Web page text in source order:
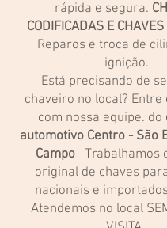
rápida e segura.
CODIFICADAS E
Reparos e troca de
ignição.
Está precisando de
chaveiro no local? Entre
com nossa equipe. do
automotivo Centro - São
Campo Trabalhamos
original de chaves
nacionais e
Atendemos no local